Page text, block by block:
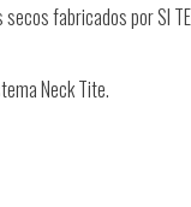
fabricados por SI
Neck Tite.